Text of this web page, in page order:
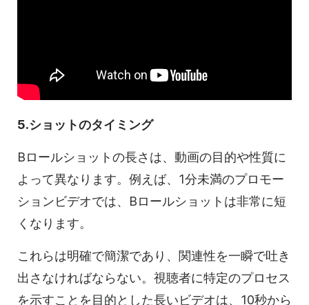
5.ショットのタイミング
Bロールショットの長さは、動画の目的や性質に
よって異なります。例えば、1分未満のプロモー
ションビデオでは、Bロールショットは非常に短
くなります。
これらは明確で簡潔であり、関連性を一瞬で吐き
出さなければならない。視聴者に特定のプロセス
を示すことを目的とした長いビデオは、10秒から